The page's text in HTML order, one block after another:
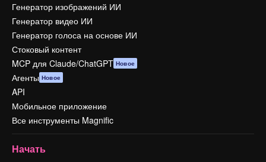
Генератор изображений ИИ
Генератор видео ИИ
Генератор голоса на основе ИИ
Стоковый контент
MCP для Claude/ChatGPT Новое
Агенты Новое
API
Мобильное приложение
Все инструменты Magnific
Начать